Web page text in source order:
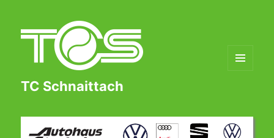
TC Schnaittach